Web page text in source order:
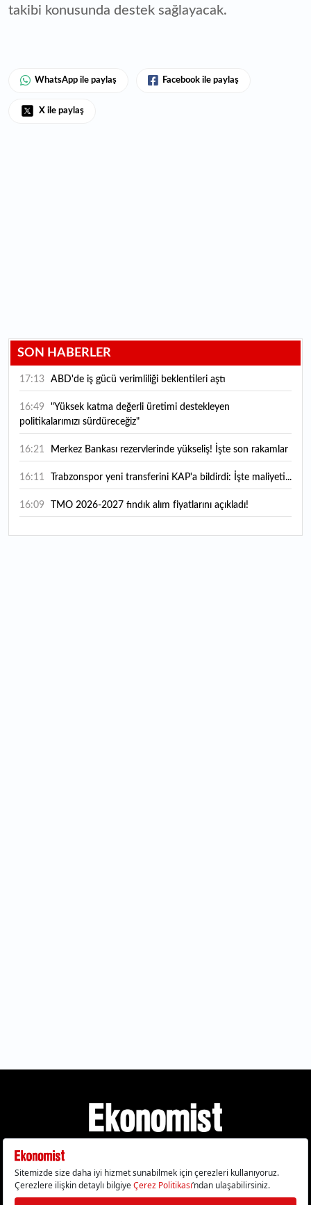
takibi konusunda destek sağlayacak.
WhatsApp ile paylaş Facebook ile paylaş
X ile paylaş
SON HABERLER
17:13 ABD'de iş gücü verimliliği beklentileri aştı
16:49
politikalarımızı sürdüreceğiz"
16:21 Merkez Bankası rezervlerinde yükseliş! İşte son rakamlar
16:11 Trabzonspor yeni transferini KAP'a bildirdi: İşte maliyeti...
16:09 TMO 2026-2027 fındık alım fiyatlarını açıkladı!
Gizlilik Politikası Çerez Politikası Çerezleri Sıfırla
KVKK Metni Künye İletişim